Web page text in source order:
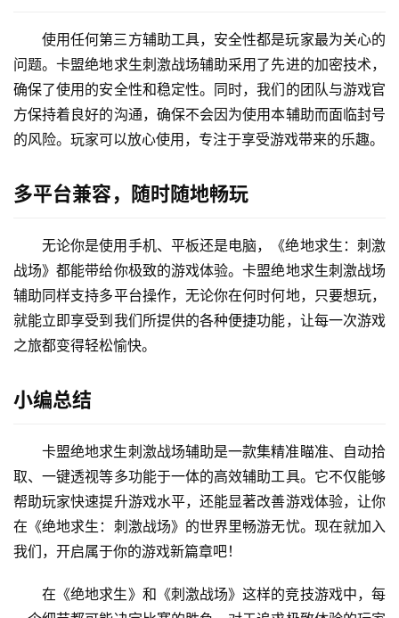
使用任何第三方辅助工具，安全性都是玩家最为关心的
问题。卡盟绝地求生刺激战场辅助采用了先进的加密技术，
确保了使用的安全性和稳定性。同时，我们的团队与游戏官
方保持着良好的沟通，确保不会因为使用本辅助而面临封号
的风险。玩家可以放心使用，专注于享受游戏带来的乐趣。
多平台兼容，随时随地畅玩
无论你是使用手机、平板还是电脑，《绝地求生：刺激
战场》都能带给你极致的游戏体验。卡盟绝地求生刺激战场
辅助同样支持多平台操作，无论你在何时何地，只要想玩，
就能立即享受到我们所提供的各种便捷功能，让每一次游戏
之旅都变得轻松愉快。
小编总结
卡盟绝地求生刺激战场辅助是一款集精准瞄准、自动拾
取、一键透视等多功能于一体的高效辅助工具。它不仅能够
帮助玩家快速提升游戏水平，还能显著改善游戏体验，让你
在《绝地求生：刺激战场》的世界里畅游无忧。现在就加入
我们，开启属于你的游戏新篇章吧！
在《绝地求生》和《刺激战场》这样的竞技游戏中，每